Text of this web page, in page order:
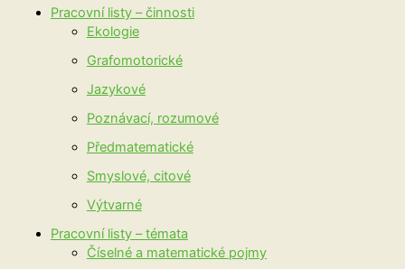
Pracovní listy – činnosti
Ekologie
Grafomotorické
Jazykové
Poznávací, rozumové
Předmatematické
Smyslové, citové
Výtvarné
Pracovní listy – témata
Číselné a matematické pojmy